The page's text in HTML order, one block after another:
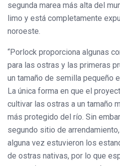
segunda marea más alta del
limo y está completamente
noroeste.
“Porlock proporciona algunas
para las ostras y las primeras
un tamaño de semilla pequeño
La única forma en que el
cultivar las ostras a un tamaño
más protegido del río. Sin
segundo sitio de
alguna vez estuvieron los
de ostras nativas, por lo que